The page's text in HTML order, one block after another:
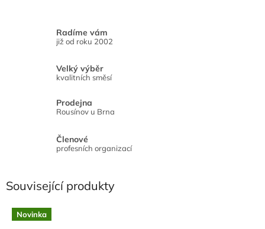
Radíme vám
již od roku 2002
Velký výběr
kvalitních směsí
Prodejna
Rousínov u Brna
Členové
profesních organizací
Související produkty
Novinka